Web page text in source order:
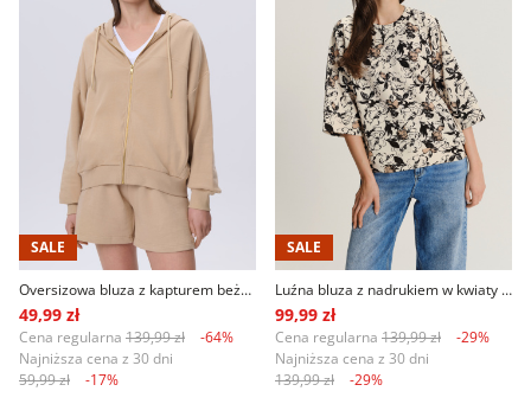
SALE
Oversizowa bluza z kapturem beżowa
49,99 zł
Cena regularna 139,99 zł
-64%
Najniższa cena z 30 dni
59,99 zł
-17%
SALE
Luźna bluza z nadrukiem w kwiaty i rękawem 3/4
99,99 zł
Cena regularna 139,99 zł
-29%
Najniższa cena z 30 dni
139,99 zł
-29%